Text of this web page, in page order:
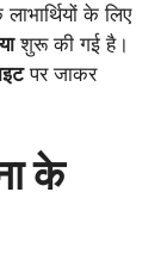
के लिए
शुरू की गई है।
पर जाकर
के